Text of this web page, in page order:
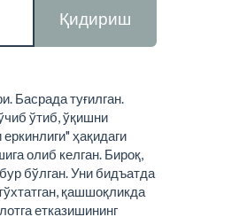
Қидириш
Басрада туғилган.
ўтиб, ўқишни
ҳақидаги
олиб келган. Бироқ,
бўлган. Уни бидъатда
қашшоқликда
етказишининг